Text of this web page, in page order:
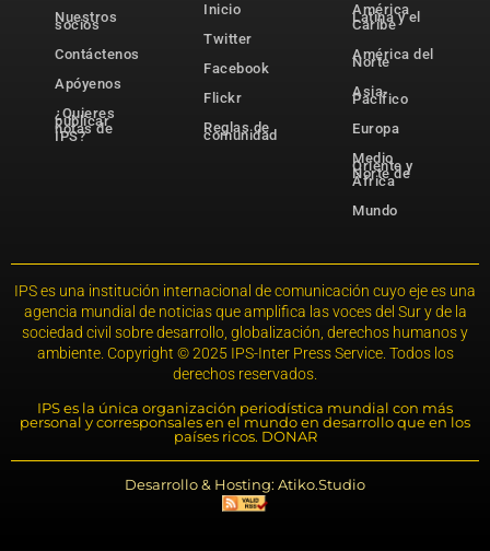
Nuestros
socios
Contáctenos
Apóyenos
¿Quieres
publicar
notas de
IPS?
Inicio
Twitter
Facebook
Flickr
Reglas de
comunidad
América
Latina y el
Caribe
América del
Norte
Asia-
Pacífico
Europa
Medio
Oriente y
Norte de
África
Mundo
IPS es una institución internacional de comunicación cuyo eje es una
agencia mundial de noticias que amplifica las voces del Sur y de la
sociedad civil sobre desarrollo, globalización, derechos humanos y
ambiente. Copyright © 2025 IPS-Inter Press Service. Todos los
derechos reservados.
IPS es la única organización periodística mundial con más
personal y corresponsales en el mundo en desarrollo que en los
países ricos. DONAR
Desarrollo & Hosting: Atiko.Studio